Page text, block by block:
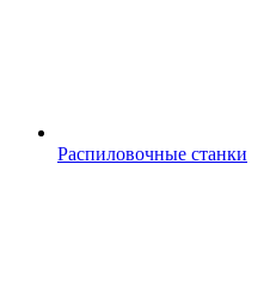
Распиловочные станки